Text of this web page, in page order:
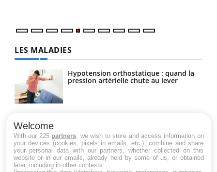
LES MALADIES
Hypotension orthostatique : quand la
pression artérielle chute au lever
Maladie de Charcot (Sclérose latérale
amyotrophique)
Welcome
With our 225 partners , we wish to store and access information on
your devices (cookies, pixels in emails, etc.), combine and share
your personal data with our partners, whether collected on this
website or in our emails, already held by some of us, or obtained
later, including in other contexts.